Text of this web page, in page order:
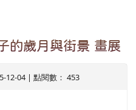
的歲月與街景 畫展
12-04 | 點閱數： 453